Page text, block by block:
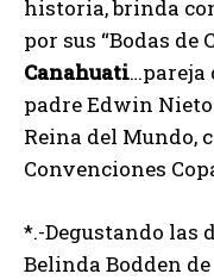
historia, brinda
por sus “Bodas de
Canahuati…pareja
padre Edwin
Reina del Mundo,
Convenciones
*.-Degustando las
Belinda Bodden